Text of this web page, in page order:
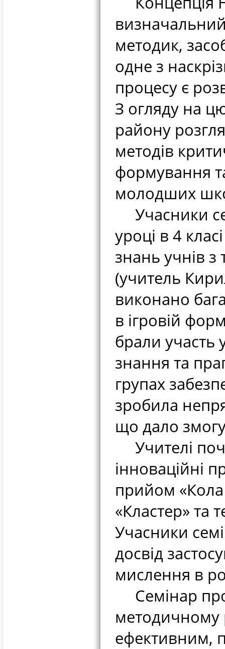
методик,
одне з
процесу є
З огляду на
району
методів
формування
молодших
Учасники
уроці в 4
знань учнів
(учитель
виконано
в ігровій
брали участь
знання та
групах
зробила
що дало
Учителі
інноваційні
прийом «Кола
«Кластер» та
Учасники
досвід
мислення в
Семінар
методичному
ефективним,